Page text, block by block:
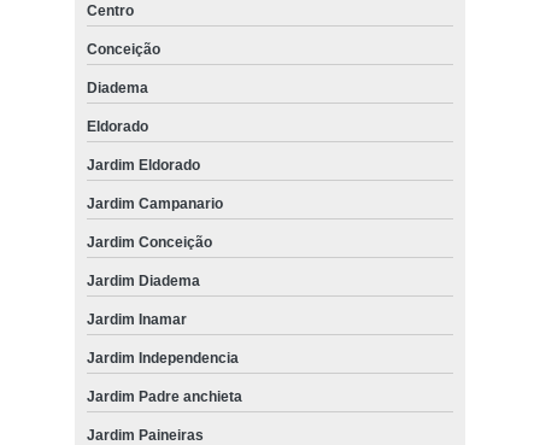
Centro
Conceição
Diadema
Eldorado
Jardim Eldorado
Jardim Campanario
Jardim Conceição
Jardim Diadema
Jardim Inamar
Jardim Independencia
Jardim Padre anchieta
Jardim Paineiras